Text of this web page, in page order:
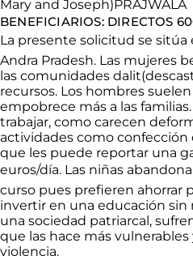
Mary and Joseph)PRAJWALA
BENEFICIARIOS: DIRECTOS
La presente solicitud se
Andra Pradesh. Las mujeres
las comunidades
recursos. Los hombres
empobrece más a las
trabajar, como carecen
actividades como confección
que les puede reportar una
euros/día. Las niñas
curso pues prefieren ahorrar
invertir en una educación
una sociedad patriarcal,
que las hace más
violencia.